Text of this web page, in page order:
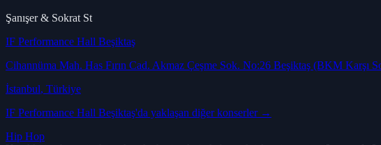
Şanışer & Sokrat St
IF Performance Hall Beşiktaş
Cihannüma Mah. Has Fırın Cad. Akmaz Çeşme Sok. No:26 Beşiktaş (BKM Karşı
İstanbul, Türkiye
IF Performance Hall Beşiktaş'da yaklaşan diğer konserler →
Hip Hop